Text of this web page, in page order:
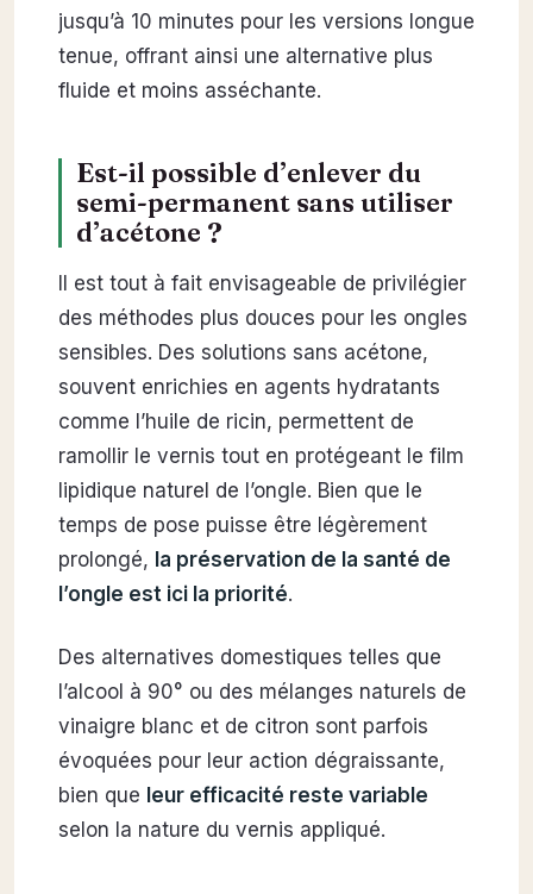
jusqu’à 10 minutes pour les versions longue
tenue, offrant ainsi une alternative plus
fluide et moins asséchante.
Est-il possible d’enlever du
semi-permanent sans utiliser
d’acétone ?
Il est tout à fait envisageable de privilégier
des méthodes plus douces pour les ongles
sensibles. Des solutions sans acétone,
souvent enrichies en agents hydratants
comme l’huile de ricin, permettent de
ramollir le vernis tout en protégeant le film
lipidique naturel de l’ongle. Bien que le
temps de pose puisse être légèrement
prolongé, la préservation de la santé de
l’ongle est ici la priorité.
Des alternatives domestiques telles que
l’alcool à 90° ou des mélanges naturels de
vinaigre blanc et de citron sont parfois
évoquées pour leur action dégraissante,
bien que leur efficacité reste variable
selon la nature du vernis appliqué.